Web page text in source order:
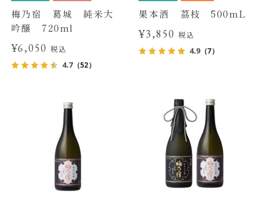
梅乃宿 葛城 純米大
吟醸 720ml
¥6,050税込
4.7（52）
果本酒 茘枝 500mL
¥3,850 税込
4.9 （7）